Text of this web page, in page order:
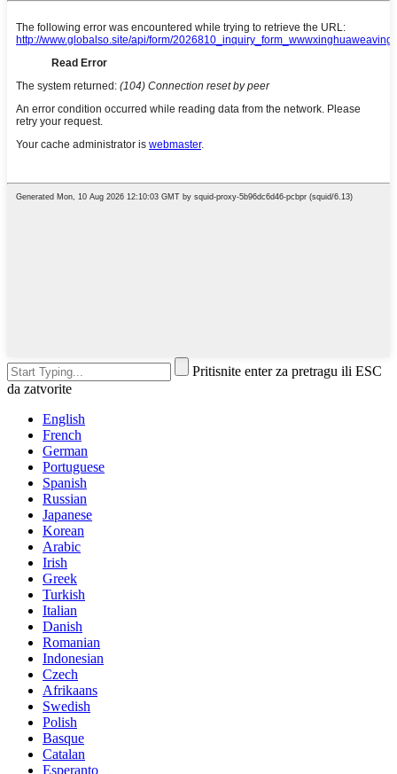
Pritisnite enter za pretragu ili ESC
da zatvorite
English
French
German
Portuguese
Spanish
Russian
Japanese
Korean
Arabic
Irish
Greek
Turkish
Italian
Danish
Romanian
Indonesian
Czech
Afrikaans
Swedish
Polish
Basque
Catalan
Esperanto